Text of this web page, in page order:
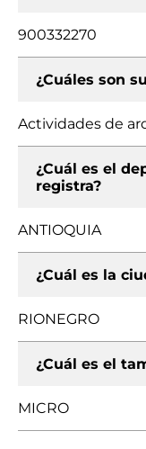
900332270
¿Cuáles son
Actividades de
¿Cuál es el
registra?
ANTIOQUIA
¿Cuál es la
RIONEGRO
¿Cuál es el
MICRO